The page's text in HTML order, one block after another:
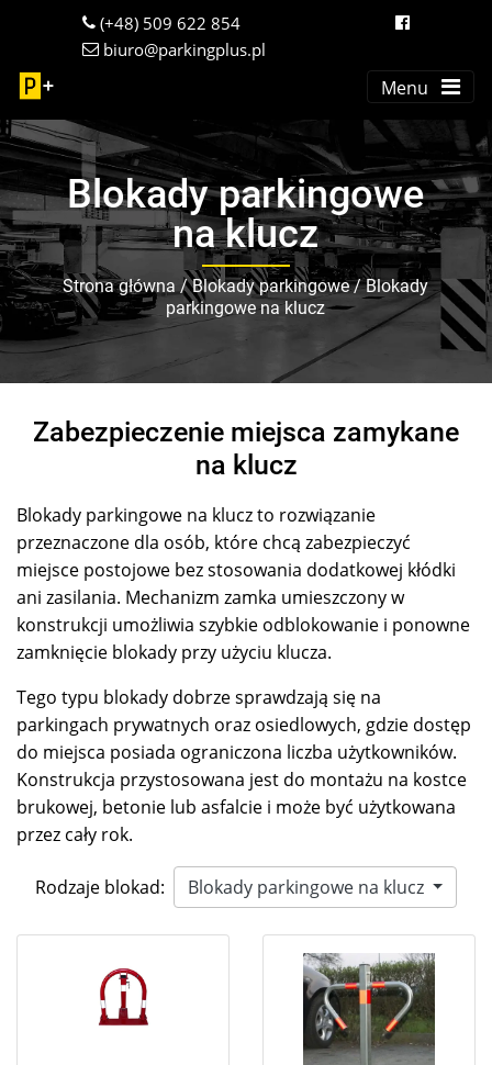
(+48) 509 622 854
biuro@parkingplus.pl
Menu
Blokady parkingowe
na klucz
Strona główna /Blokady parkingowe/Blokady
parkingowe na klucz
Zabezpieczenie miejsca zamykane
na klucz
Blokady parkingowe na klucz to rozwiązanie
przeznaczone dla osób, które chcą zabezpieczyć
miejsce postojowe bez stosowania dodatkowej kłódki
ani zasilania. Mechanizm zamka umieszczony w
konstrukcji umożliwia szybkie odblokowanie i ponowne
zamknięcie blokady przy użyciu klucza.
Tego typu blokady dobrze sprawdzają się na
parkingach prywatnych oraz osiedlowych, gdzie dostęp
do miejsca posiada ograniczona liczba użytkowników.
Konstrukcja przystosowana jest do montażu na kostce
brukowej, betonie lub asfalcie i może być użytkowana
przez cały rok.
Rodzaje blokad: Blokady parkingowe na klucz